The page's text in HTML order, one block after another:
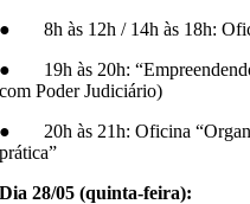
● 8h às 12h / 14h às 18h:
● 19h às 20h: “Empreendendo
com Poder Judiciário)
● 20h às 21h: Oficina
prática”
Dia 28/05 (quinta-feira):